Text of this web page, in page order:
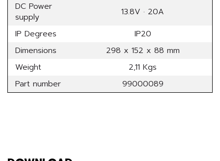
DC Power
supply
13.8V · 20A
IP Degrees
IP20
Dimensions
298 x 152 x 88 mm
Weight
2,11 Kgs
Part number
99000089